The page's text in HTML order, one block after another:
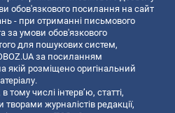
обов'язкового посилання на сайт
- при отриманні письмового
за умови обов'язкового
для пошукових систем,
за посиланням
якій розміщено оригінальний
тому числі інтерв’ю, статті,
журналістів редакції,